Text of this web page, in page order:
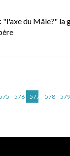
"l'axe du Mâle?" la
576 577 578 579